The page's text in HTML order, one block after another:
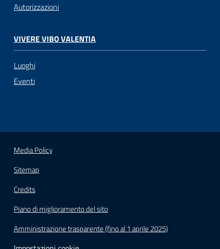
Autorizzazioni
VIVERE VIBO VALENTIA
Luoghi
Eventi
Media Policy
Sitemap
Credits
Piano di miglioramento del sito
Amministrazione trasparente (fino al 1 aprile 2025)